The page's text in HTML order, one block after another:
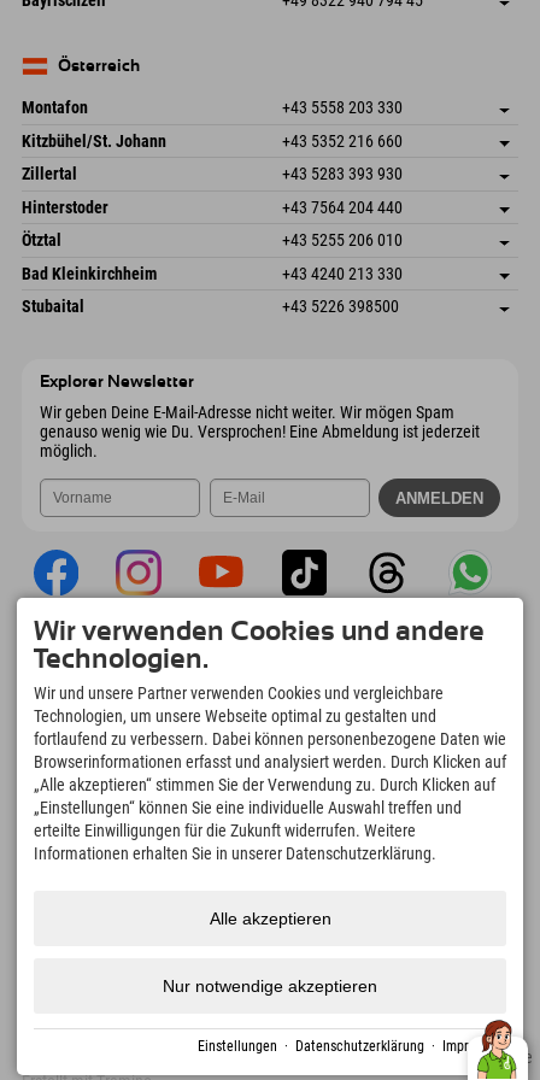
82490 Farchant
Deutschland
Österreich
Montafon +43 5558 203 330
Dorfstr. 127b
6793 Gaschurn/Montafon
Österreich
Adresse speichern
Anreiseinfos
Buchen
Kitzbühel/St. Johann +43 5352 216 660
Speckbacherstraße 87
Österreich
Adresse speichern
Buchen
Zillertal +43 5283 393 930
Schmiedau 2
6272 Kaltenbach im Zillertal
Österreich
Adresse speichern
Anreiseinfos
Buchen
Hinterstoder +43 7564 204 440
Freizeitpark 10
Österreich
Adresse speichern
Buchen
Ötztal +43 5255 206 010
Gscheat 14
6441 Umhausen
Österreich
Adresse speichern
Anreiseinfos
Buchen
Bad Kleinkirchheim +43 4240 213 330
Dorfstraße 24
Adresse speichern
Stubaital +43 5226 398500
Explorer Newsletter
Wir geben Deine E-Mail-Adresse nicht weiter. Wir mögen Spam
genauso wenig wie Du. Versprochen! Eine Abmeldung ist jederzeit
möglich.
Explorer App
Upload Deiner #ExplorerMoments, Mein
Explorer To Go mit Buchungsübersicht,
Bucketlist, Restaurantübersicht uvm. Jetzt
downloaden!
Zeit für Explorer Moments
166
Bergseen und Erlebnisbäder
4.634km
Pisten zum Skifahren und
97
Barrierefreiheit Presse Nachhaltigkeitszertifikate
Wir verwenden Cookies und andere
Technologien.
Wir und unsere Partner verwenden Cookies und vergleichbare
Technologien, um unsere Webseite optimal zu gestalten und
fortlaufend zu verbessern. Dabei können personenbezogene Daten wie
Browserinformationen erfasst und analysiert werden. Durch Klicken auf
„Alle akzeptieren“ stimmen Sie der Verwendung zu. Durch Klicken auf
„Einstellungen“ können Sie eine individuelle Auswahl treffen und
erteilte Einwilligungen für die Zukunft widerrufen. Weitere
Informationen erhalten Sie in unserer Datenschutzerklärung.
Alle akzeptieren
Nur notwendige akzeptieren
Einstellungen · Datenschutzerklärung · Impressum